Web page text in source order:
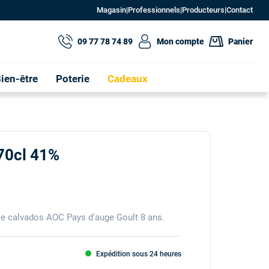
Magasin|Professionnels|Producteurs|Contact
être Poterie Cadeaux
09 77 78 74 89 Mon compte Panier
41%
calvados AOC Pays d'auge Goult 8 ans.
Expédition sous 24 heures